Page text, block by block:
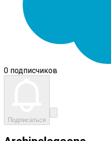
0 подписчиков
Подписаться